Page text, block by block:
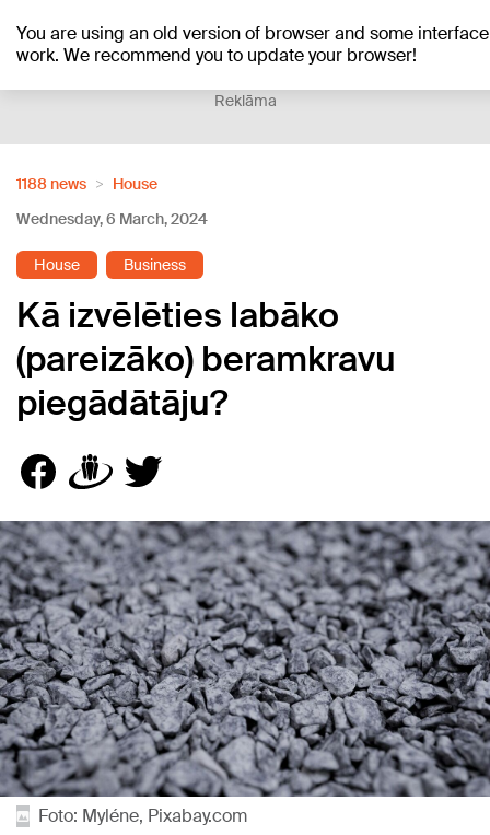
You are using an old version of browser and some
work. We recommend you to update your browser!
+20°C
Reklāma
1188 news
House
Wednesday, 6 March, 2024
House Business
Kā izvēlēties labāko
(pareizāko) beramkravu
piegādātāju?
Foto: Myléne, Pixabay.com